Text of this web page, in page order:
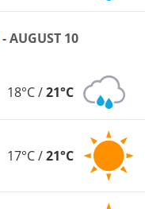
- AUGUST 10
18°C /21°C
17°C /21°C